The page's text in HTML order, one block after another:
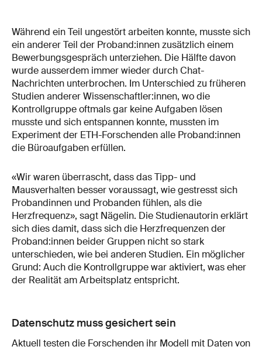
Während ein Teil ungestört arbeiten konnte, musste sich
ein anderer Teil der Proband:innen zusätzlich einem
Bewerbungsgespräch unterziehen. Die Hälfte davon
wurde ausserdem immer wieder durch Chat-
Nachrichten unterbrochen. Im Unterschied zu früheren
Studien anderer Wissenschaftler:innen, wo die
Kontrollgruppe oftmals gar keine Aufgaben lösen
musste und sich entspannen konnte, mussten im
Experiment der ETH-Forschenden alle Proband:innen
die Büroaufgaben erfüllen.
«Wir waren überrascht, dass das Tipp- und
Mausverhalten besser voraussagt, wie gestresst sich
Probandinnen und Probanden fühlen, als die
Herzfrequenz», sagt Nägelin. Die Studienautorin erklärt
sich dies damit, dass sich die Herzfrequenzen der
Proband:innen beider Gruppen nicht so stark
unterschieden, wie bei anderen Studien. Ein möglicher
Grund: Auch die Kontrollgruppe war aktiviert, was eher
der Realität am Arbeitsplatz entspricht.
Datenschutz muss gesichert sein
Aktuell testen die Forschenden ihr Modell mit Daten von